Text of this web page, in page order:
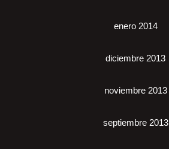
enero 2014
diciembre 2013
noviembre 2013
septiembre 2013